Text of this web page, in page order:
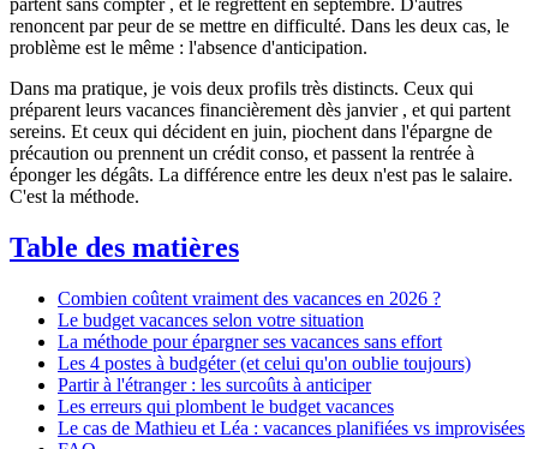
renoncent par peur de se mettre en difficulté. Dans les deux cas, le
problème est le même : l'absence d'anticipation.
Dans ma pratique, je vois deux profils très distincts. Ceux qui
préparent leurs vacances financièrement dès janvier , et qui partent
sereins. Et ceux qui décident en juin, piochent dans l'épargne de
précaution ou prennent un crédit conso, et passent la rentrée à
éponger les dégâts. La différence entre les deux n'est pas le salaire.
C'est la méthode.
Table des matières
Combien coûtent vraiment des vacances en 2026 ?
Le budget vacances selon votre situation
La méthode pour épargner ses vacances sans effort
Les 4 postes à budgéter (et celui qu'on oublie toujours)
Partir à l'étranger : les surcoûts à anticiper
Les erreurs qui plombent le budget vacances
Le cas de Mathieu et Léa : vacances planifiées vs improvisées